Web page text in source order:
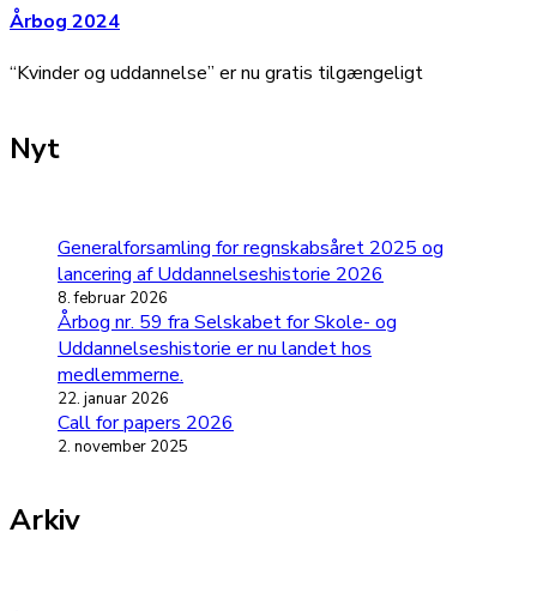
Årbog 2024
“Kvinder og uddannelse” er nu gratis tilgængeligt
Nyt
Generalforsamling for regnskabsåret 2025 og
lancering af Uddannelseshistorie 2026
8. februar 2026
Årbog nr. 59 fra Selskabet for Skole- og
Uddannelseshistorie er nu landet hos
medlemmerne.
22. januar 2026
Call for papers 2026
2. november 2025
Arkiv